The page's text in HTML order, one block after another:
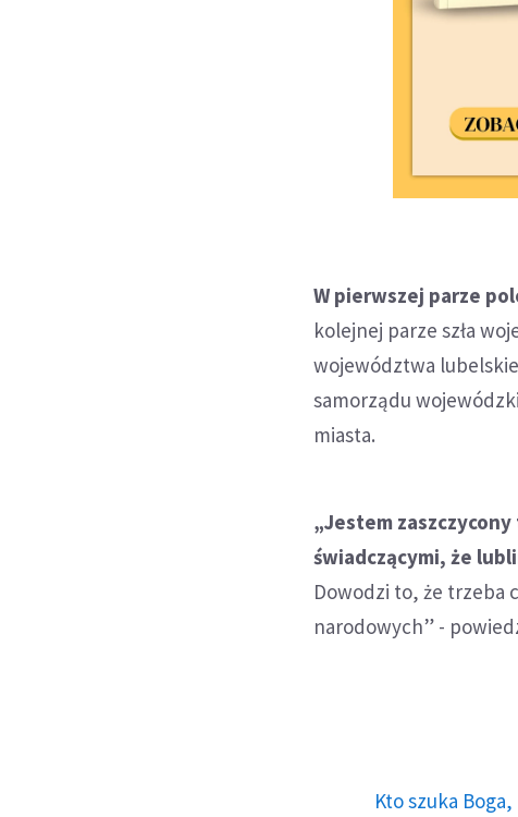
W pierwszej parze
kolejnej parze szła
województwa
samorządu
miasta.
„Jestem
świadczącymi, że
Dowodzi to, że trzeba
narodowych” -
Kto szuka